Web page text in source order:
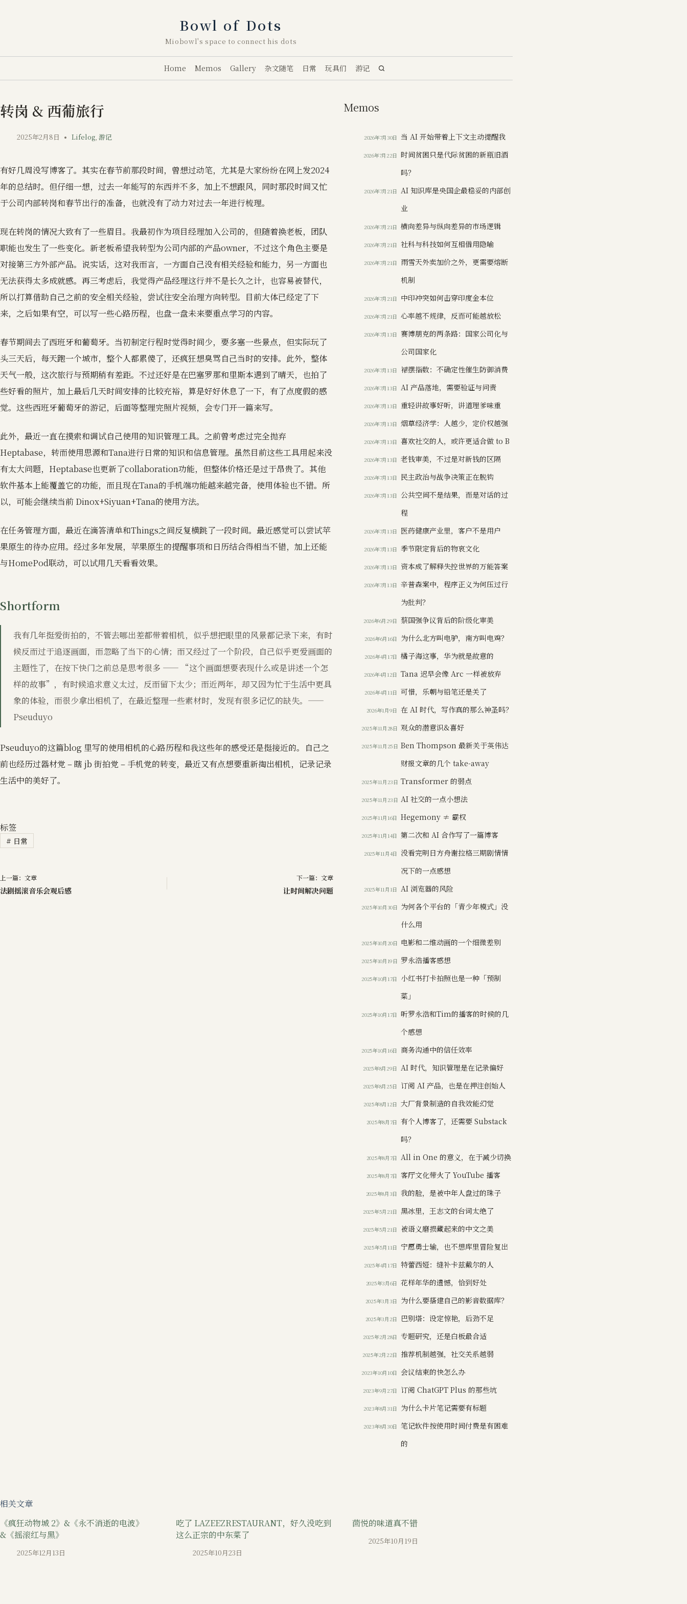
Bowl of Dots
Miobowl's space to connect his dots
Home Memos Gallery 杂文随笔 日常 玩具们 游记
转岗 & 西葡旅行
2025年2月8日 Lifelog, 游记
有好几周没写博客了。其实在春节前那段时间，曾想过动笔，尤其是大家纷纷在网上发2024
年的总结时。但仔细一想，过去一年能写的东西并不多，加上不想跟风，同时那段时间又忙
于公司内部转岗和春节出行的准备，也就没有了动力对过去一年进行梳理。
现在转岗的情况大致有了一些眉目。我最初作为项目经理加入公司的，但随着换老板，团队
职能也发生了一些变化。新老板希望我转型为公司内部的产品owner，不过这个角色主要是
对接第三方外部产品。说实话，这对我而言，一方面自己没有相关经验和能力，另一方面也
无法获得太多成就感。再三考虑后，我觉得产品经理这行并不是长久之计，也容易被替代，
所以打算借助自己之前的安全相关经验，尝试往安全治理方向转型。目前大体已经定了下
来，之后如果有空，可以写一些心路历程，也盘一盘未来要重点学习的内容。
春节期间去了西班牙和葡萄牙。当初制定行程时觉得时间少，要多塞一些景点，但实际玩了
头三天后，每天跑一个城市，整个人都累傻了，还疯狂想臭骂自己当时的安排。此外，整体
天气一般，这次旅行与预期稍有差距。不过还好是在巴塞罗那和里斯本遇到了晴天，也拍了
些好看的照片，加上最后几天时间安排的比较充裕，算是好好休息了一下，有了点度假的感
觉。这些西班牙葡萄牙的游记，后面等整理完照片视频，会专门开一篇来写。
此外，最近一直在摸索和调试自己使用的知识管理工具。之前曾考虑过完全抛弃
Heptabase，转而使用思源和Tana进行日常的知识和信息管理。虽然目前这些工具用起来没
有太大问题，Heptabase也更新了collaboration功能，但整体价格还是过于昂贵了。其他
软件基本上能覆盖它的功能，而且现在Tana的手机端功能越来越完备，使用体验也不错。所
以，可能会继续当前 Dinox+Siyuan+Tana的使用方法。
在任务管理方面，最近在滴答清单和Things之间反复横跳了一段时间。最近感觉可以尝试苹
果原生的待办应用。经过多年发展，苹果原生的提醒事项和日历结合得相当不错，加上还能
与HomePod联动，可以试用几天看看效果。
Shortform
我有几年挺爱街拍的，不管去哪出差都带着相机，似乎想把眼里的风景都记录下来，有时
候反而过于追逐画面，而忽略了当下的心情；而又经过了一个阶段，自己似乎更爱画面的
主题性了，在按下快门之前总是思考很多 —— “这个画面想要表现什么或是讲述一个怎
样的故事”，有时候追求意义太过，反而留下太少；而近两年，却又因为忙于生活中更具
象的体验，而很少拿出相机了，在最近整理一些素材时，发现有很多记忆的缺失。——
Pseuduyo
Pseuduyo的这篇blog 里写的使用相机的心路历程和我这些年的感受还是挺接近的。自己之
前也经历过器材党 – 瞎 jb 街拍党 – 手机党的转变，最近又有点想要重新掏出相机，记录记录
生活中的美好了。
标签
# 日常
上一篇： 文章
法剧摇滚音乐会观后感
下一篇： 文章
让时间解决问题
Memos
当 AI 开始带着上下文主动提醒我
2026年7月30日
时间贫困只是代际贫困的新瓶旧酒
吗？
2026年7月22日
AI 知识库是央国企最稳妥的内部创
业
2026年7月21日
横向差异与纵向差异的市场逻辑
2026年7月21日
社科与科技如何互相借用隐喻
2026年7月21日
雨雪天外卖加价之外，更需要熔断
机制
2026年7月21日
中印冲突如何击穿印度金本位
2026年7月21日
心率越不规律，反而可能越放松
2026年7月21日
赛博朋克的两条路：国家公司化与
公司国家化
2026年7月13日
裙摆指数：不确定性催生防御消费
2026年7月13日
AI 产品落地，需要验证与问责
2026年7月13日
重轻讲故事好听，讲道理爹味重
2026年7月13日
烟草经济学：人越少，定价权越强
2026年7月13日
喜欢社交的人，或许更适合做 to B
2026年7月13日
老钱审美，不过是对新钱的区隔
2026年7月13日
民主政治与战争决策正在脱钩
2026年7月13日
公共空间不是结果，而是对话的过
程
2026年7月13日
医药健康产业里，客户不是用户
2026年7月13日
季节限定背后的物哀文化
2026年7月13日
资本成了解释失控世界的万能答案
2026年7月13日
辛普森案中，程序正义为何压过行
为批判？
2026年7月13日
蔡国强争议背后的阶级化审美
2026年6月29日
为什么北方叫电驴，南方叫电鸡？
2026年6月16日
橘子海这事，华为就是故意的
2026年4月17日
Tana 迟早会像 Arc 一样被放弃
2026年4月12日
可惜，乐朝与铅笔还是关了
2026年4月11日
在 AI 时代，写作真的那么神圣吗？
2026年1月9日
观众的潜意识&喜好
2025年11月28日
Ben Thompson 最新关于英伟达
财报文章的几个 take-away
2025年11月25日
Transformer 的弱点
2025年11月23日
AI 社交的一点小想法
2025年11月23日
Hegemony ≠ 霸权
2025年11月16日
第二次和 AI 合作写了一篇博客
2025年11月14日
没看完明日方舟谢拉格三期剧情情
况下的一点感想
2025年11月4日
AI 浏览器的风险
2025年11月1日
为何各个平台的「青少年模式」没
什么用
2025年10月30日
电影和二维动画的一个细微差别
2025年10月20日
罗永浩播客感想
2025年10月19日
小红书打卡拍照也是一种「预制
菜」
2025年10月17日
听罗永浩和Tim的播客的时候的几
个感想
2025年10月17日
商务沟通中的信任效率
2025年10月16日
AI 时代，知识管理是在记录偏好
2025年8月29日
订阅 AI 产品，也是在押注创始人
2025年8月25日
大厂背景制造的自我效能幻觉
2025年8月12日
有个人博客了，还需要 Substack
吗？
2025年8月7日
All in One 的意义，在于减少切换
2025年8月7日
客厅文化带火了 YouTube 播客
2025年8月7日
我的脸，是被中年人盘过的珠子
2025年8月3日
黑冰里，王志文的台词太绝了
2025年5月21日
被语义磨损藏起来的中文之美
2025年5月21日
宁愿勇士输，也不想库里冒险复出
2025年5月11日
特蕾西娅：缝补卡兹戴尔的人
2025年4月17日
花样年华的遗憾，恰到好处
2025年3月6日
为什么要搭建自己的影音数据库？
2025年3月3日
巴别塔：设定惊艳，后劲不足
2025年3月2日
专题研究，还是白板最合适
2025年2月28日
推荐机制越强，社交关系越弱
2025年2月22日
会议结束的快怎么办
2023年10月10日
订阅 ChatGPT Plus 的那些坑
2023年9月27日
为什么卡片笔记需要有标题
2023年8月31日
笔记软件按使用时间付费是有困难
的
2023年8月30日
相关文章
《疯狂动物城 2》&《永不消逝的电波》
&《摇滚红与黑》
2025年12月13日
吃了 LAZEEZRESTAURANT，好久没吃到
这么正宗的中东菜了
2025年10月23日
茴悦的味道真不错
2025年10月19日